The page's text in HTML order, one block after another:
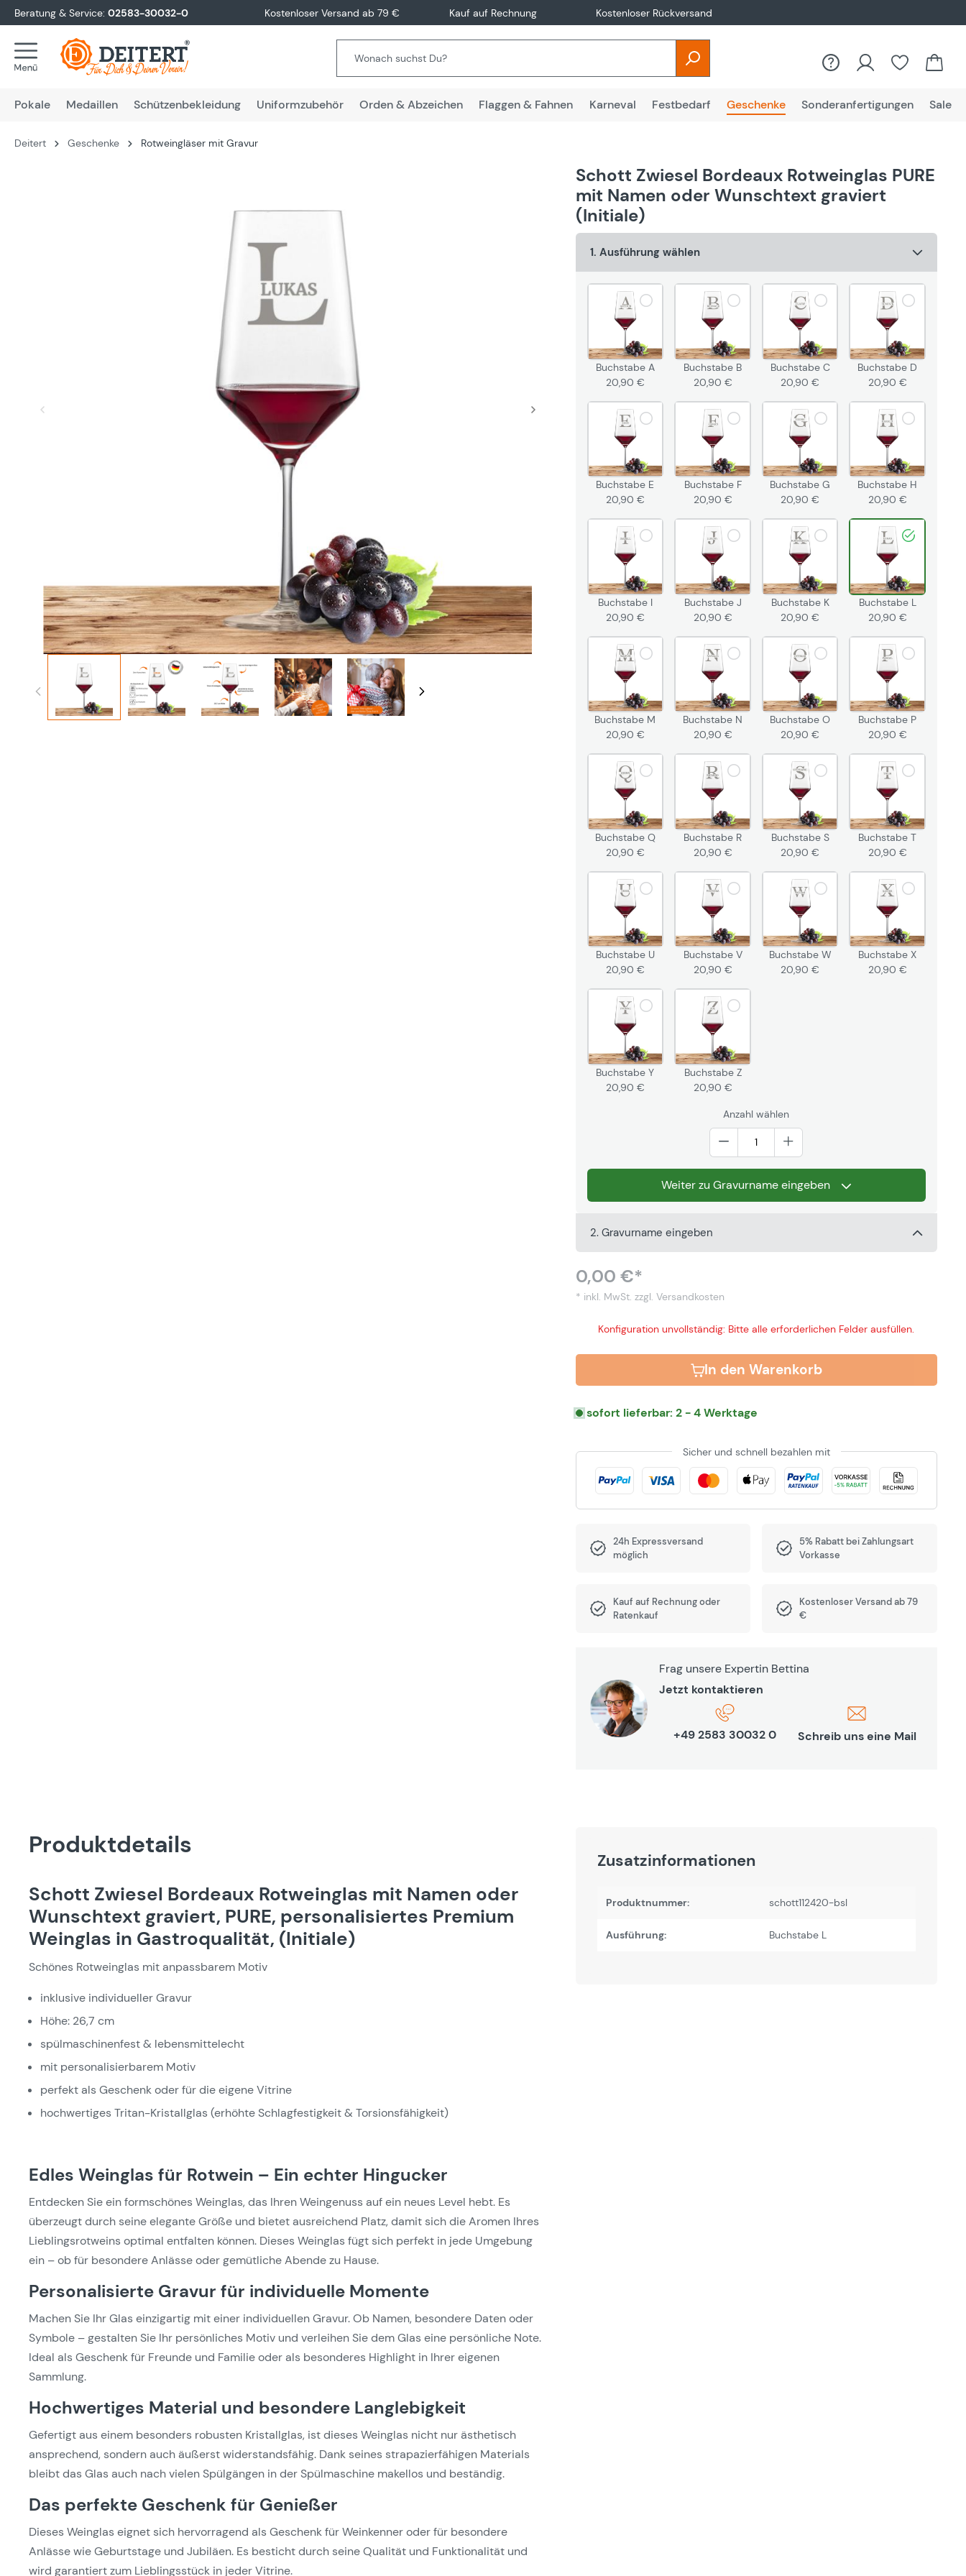
Zur Hauptnavigation springen
Beratung & Service: 02583-30032-0 Kostenloser Versand ab 79 € Kauf auf Rechnung Kostenloser Rückversand
Du hast 0
Pokale Medaillen Schützenbekleidung Uniformzubehör Orden & Abzeichen Flaggen & Fahnen Karneval Festbedarf Geschenke Sonderanfertigungen Sale
Deitert Geschenke Rotweingläser mit Gravur
Schott Zwiesel Bordeaux Rotweinglas PURE
mit Namen oder Wunschtext graviert
(Initiale)
1. Ausführung wählen
Buchstabe A
20,90 €
Buchstabe B
20,90 €
Buchstabe C
20,90 €
Buchstabe D
20,90 €
Buchstabe E
20,90 €
Buchstabe F
20,90 €
Buchstabe G
20,90 €
Buchstabe H
20,90 €
Buchstabe I
20,90 €
Buchstabe J
20,90 €
Buchstabe K
20,90 €
Buchstabe L
20,90 €
Buchstabe M
20,90 €
Buchstabe N
20,90 €
Buchstabe O
20,90 €
Buchstabe P
20,90 €
Buchstabe Q
20,90 €
Buchstabe R
20,90 €
Buchstabe S
20,90 €
Buchstabe T
20,90 €
Buchstabe U
20,90 €
Buchstabe V
20,90 €
Buchstabe W
20,90 €
Buchstabe X
20,90 €
Buchstabe Y
20,90 €
Buchstabe Z
20,90 €
Anzahl wählen
Weiter zu Gravurname eingeben
2. Gravurname eingeben
0,00 €*
* inkl. MwSt. zzgl. Versandkosten
Konfiguration unvollständig: Bitte alle erforderlichen Felder ausfüllen.
In den Warenkorb
sofort lieferbar: 2 - 4 Werktage
Sicher und schnell bezahlen mit
24h Expressversand
möglich
5% Rabatt bei Zahlungsart
Vorkasse
Kauf auf Rechnung oder
Ratenkauf
Kostenloser Versand ab 79
€
Frag unsere Expertin Bettina
Jetzt kontaktieren
+49 2583 30032 0 Schreib uns eine Mail
Produktdetails
Schott Zwiesel Bordeaux Rotweinglas mit Namen oder
Wunschtext graviert, PURE, personalisiertes Premium
Weinglas in Gastroqualität, (Initiale)
Schönes Rotweinglas mit anpassbarem Motiv
inklusive individueller Gravur
Höhe: 26,7 cm
spülmaschinenfest & lebensmittelecht
mit personalisierbarem Motiv
perfekt als Geschenk oder für die eigene Vitrine
hochwertiges Tritan-Kristallglas (erhöhte Schlagfestigkeit & Torsionsfähigkeit)
Edles Weinglas für Rotwein – Ein echter Hingucker
Entdecken Sie ein formschönes Weinglas, das Ihren Weingenuss auf ein neues Level hebt. Es
überzeugt durch seine elegante Größe und bietet ausreichend Platz, damit sich die Aromen Ihres
Lieblingsrotweins optimal entfalten können. Dieses Weinglas fügt sich perfekt in jede Umgebung
ein – ob für besondere Anlässe oder gemütliche Abende zu Hause.
Personalisierte Gravur für individuelle Momente
Machen Sie Ihr Glas einzigartig mit einer individuellen Gravur. Ob Namen, besondere Daten oder
Symbole – gestalten Sie Ihr persönliches Motiv und verleihen Sie dem Glas eine persönliche Note.
Ideal als Geschenk für Freunde und Familie oder als besonderes Highlight in Ihrer eigenen
Sammlung.
Hochwertiges Material und besondere Langlebigkeit
Gefertigt aus einem besonders robusten Kristallglas, ist dieses Weinglas nicht nur ästhetisch
ansprechend, sondern auch äußerst widerstandsfähig. Dank seines strapazierfähigen Materials
bleibt das Glas auch nach vielen Spülgängen in der Spülmaschine makellos und beständig.
Das perfekte Geschenk für Genießer
Dieses Weinglas eignet sich hervorragend als Geschenk für Weinkenner oder für besondere
Anlässe wie Geburtstage und Jubiläen. Es besticht durch seine Qualität und Funktionalität und
wird garantiert zum Lieblingsstück in jeder Vitrine.
Zusatzinformationen
Produktnummer: schott112420-bsl
Ausführung: Buchstabe L